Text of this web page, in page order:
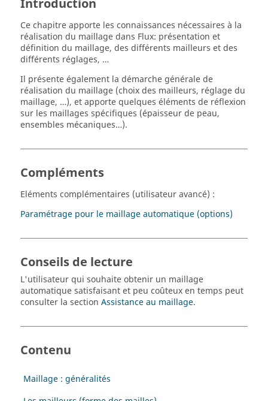
Introduction
Ce chapitre apporte les connaissances nécessaires à la
réalisation du maillage dans Flux: présentation et
définition du maillage, des différents mailleurs et des
différents réglages, …
Il présente également la démarche générale de
réalisation du maillage (choix des mailleurs, réglage du
maillage, …), et apporte quelques éléments de réflexion
sur les maillages spécifiques (épaisseur de peau,
ensembles mécaniques…).
Compléments
Eléments complémentaires (utilisateur avancé) :
Paramétrage pour le maillage automatique (options)
Conseils de lecture
L'utilisateur qui souhaite obtenir un maillage
automatique satisfaisant et peu coûteux en temps peut
consulter la section Assistance au maillage.
Contenu
Maillage : généralités